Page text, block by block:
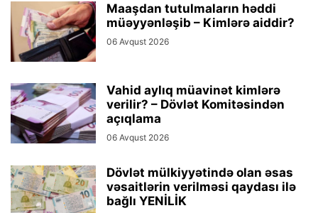
Maaşdan tutulmaların həddi
müəyyənləşib – Kimlərə aiddir?
06 Avqust 2026
Vahid aylıq müavinət kimlərə
verilir? – Dövlət Komitəsindən
açıqlama
06 Avqust 2026
Dövlət mülkiyyətində olan əsas
vəsaitlərin verilməsi qaydası ilə
bağlı YENİLİK